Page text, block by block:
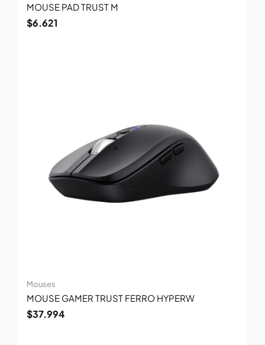
MOUSE PAD TRUST M
$6.621
Mouses
MOUSE GAMER TRUST FERRO HYPERW
$37.994